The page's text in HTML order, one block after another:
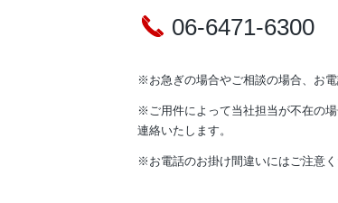
06-6471-6300
※お急ぎの場合やご相談の場合、お電
※ご用件によって当社担当が不在の
連絡いたします。
※お電話のお掛け間違いにはご注意